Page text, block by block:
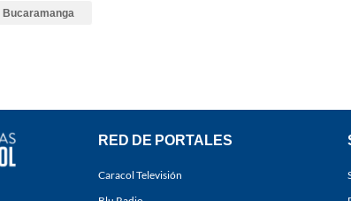
Bucaramanga
RED DE PORTALES
Caracol Televisión